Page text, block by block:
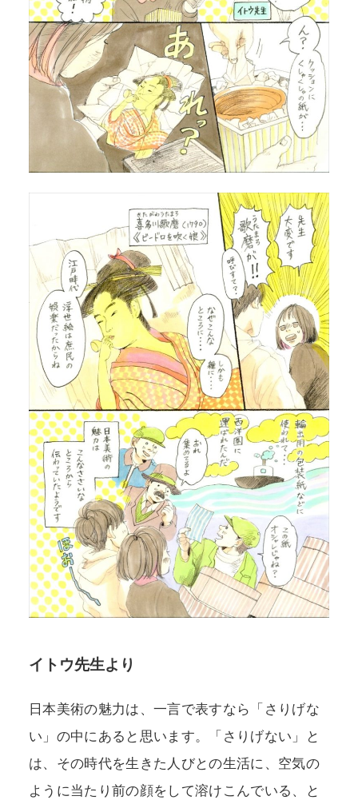
イトウ先生より
日本美術の魅力は、一言で表すなら「さりげな
い」の中にあると思います。「さりげない」と
は、その時代を生きた人びとの生活に、空気の
ように当たり前の顔をして溶けこんでいる、と